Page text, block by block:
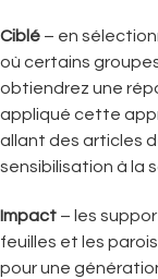
Ciblé – en
où certains
obtiendrez une
appliqué cette
allant des articles
sensibilisation à la
Impact – les
feuilles et les
pour une